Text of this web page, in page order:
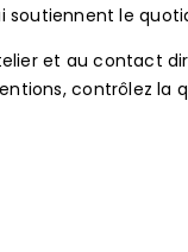
le
et au contact
contrôlez la